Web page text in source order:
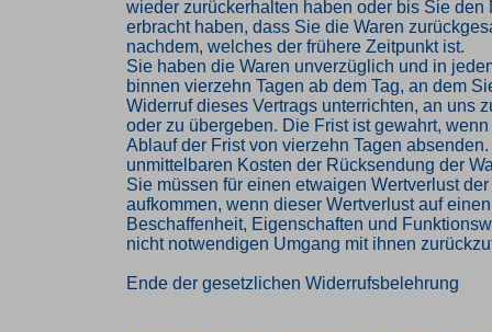
wieder zurückerhalten haben oder bis Sie den
erbracht haben, dass Sie die Waren
nachdem, welches der frühere Zeitpunkt ist.
Sie haben die Waren unverzüglich und in
binnen vierzehn Tagen ab dem Tag, an dem
Widerruf dieses Vertrags unterrichten, an uns
oder zu übergeben. Die Frist ist gewahrt,
Ablauf der Frist von vierzehn Tagen
unmittelbaren Kosten der Rücksendung der
Sie müssen für einen etwaigen Wertverlust
aufkommen, wenn dieser Wertverlust auf
Beschaffenheit, Eigenschaften und
nicht notwendigen Umgang mit ihnen
Ende der gesetzlichen Widerrufsbelehrung